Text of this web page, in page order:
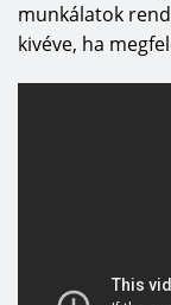
munkálatok
kivéve, ha